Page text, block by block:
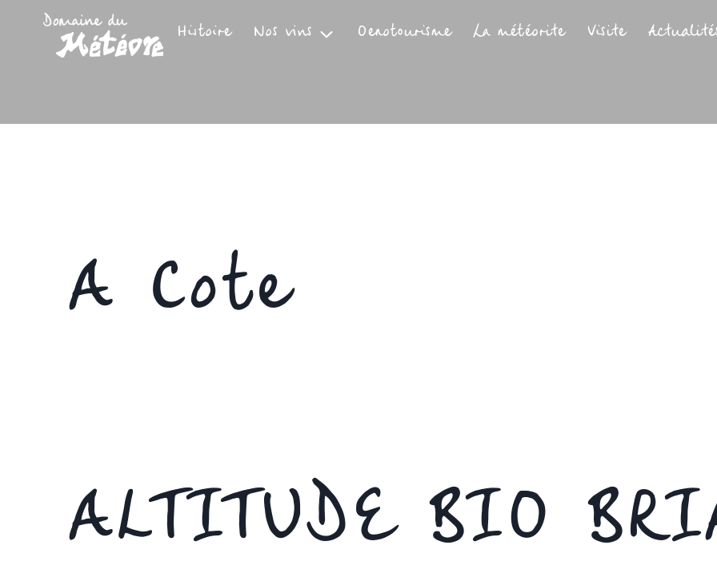
Histoire Nos vins Oenotourisme La météorite Visite
A Cote
ALTITUDE BIO